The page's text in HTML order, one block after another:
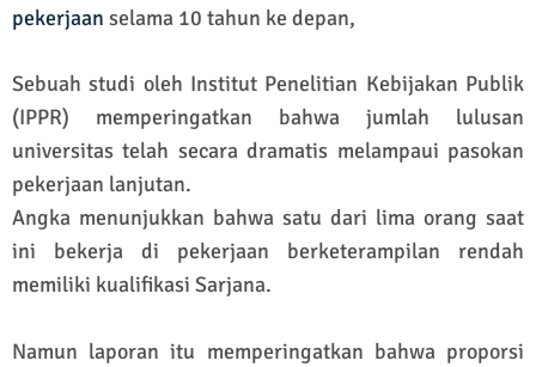
pekerjaan selama 10 tahun ke depan,
Sebuah studi oleh Institut Penelitian Kebijakan Publik
(IPPR) memperingatkan bahwa jumlah lulusan
universitas telah secara dramatis melampaui pasokan
pekerjaan lanjutan.
Angka menunjukkan bahwa satu dari lima orang saat
ini bekerja di pekerjaan berketerampilan rendah
memiliki kualifikasi Sarjana.
Namun laporan itu memperingatkan bahwa proporsi